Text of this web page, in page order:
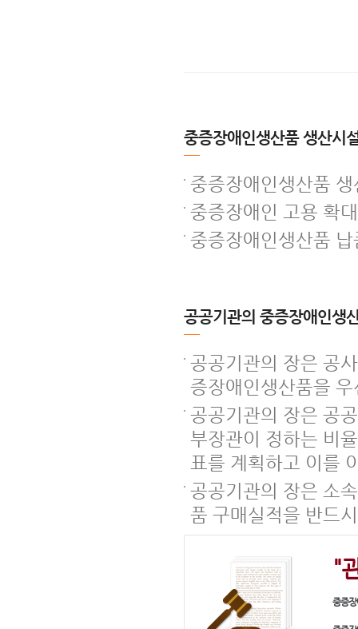
중증장애인생산품 생산시
중증장애인생산품
중증장애인 고용 확
중증장애인생산품
공공기관의 중증장애인생
공공기관의 장은 공
증장애인생산품을
공공기관의 장은 공
부장관이 정하는 비
표를 계획하고 이를
공공기관의 장은 소
품 구매실적을 반드
"
중증